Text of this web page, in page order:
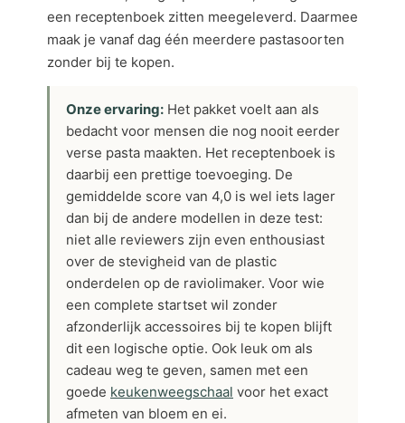
een receptenboek zitten meegeleverd. Daarmee
maak je vanaf dag één meerdere pastasoorten
zonder bij te kopen.
Onze ervaring: Het pakket voelt aan als
bedacht voor mensen die nog nooit eerder
verse pasta maakten. Het receptenboek is
daarbij een prettige toevoeging. De
gemiddelde score van 4,0 is wel iets lager
dan bij de andere modellen in deze test:
niet alle reviewers zijn even enthousiast
over de stevigheid van de plastic
onderdelen op de raviolimaker. Voor wie
een complete startset wil zonder
afzonderlijk accessoires bij te kopen blijft
dit een logische optie. Ook leuk om als
cadeau weg te geven, samen met een
goede keukenweegschaal voor het exact
afmeten van bloem en ei.